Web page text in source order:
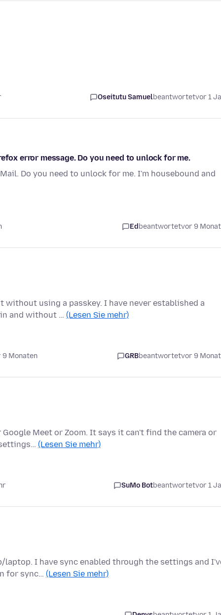
Oseitutu Samuelbeantwortetvor 1
error message. Do you need to unlock for me.
Do you need to unlock for me. I'm housebound and
Ed beantwortetvor 9
using a passkey. I have never established a
and without … (Lesen Sie mehr)
Monaten GRBbeantwortetvor 9
Meet or Zoom. It says it can't find the camera or
(Lesen Sie mehr)
SuMo Botbeantwortetvor 1
I have sync enabled through the settings and
for sync… (Lesen Sie mehr)